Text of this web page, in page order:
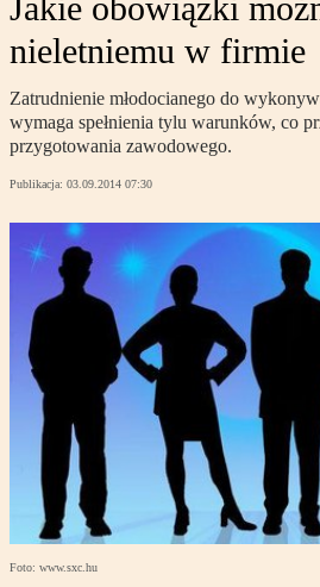
nieletniemu w firmie
Zatrudnienie młodocianego do
wymaga spełnienia tylu warunków, co
przygotowania zawodowego.
Publikacja: 03.09.2014 07:30
Foto: www.sxc.hu